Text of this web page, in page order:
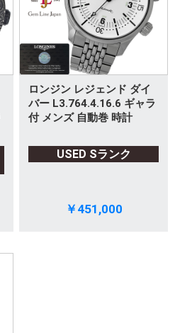
ロンジン レジェンド ダイ
バー L3.764.4.16.6 ギャラ
付 メンズ 自動巻 時計
USED Sランク
￥451,000